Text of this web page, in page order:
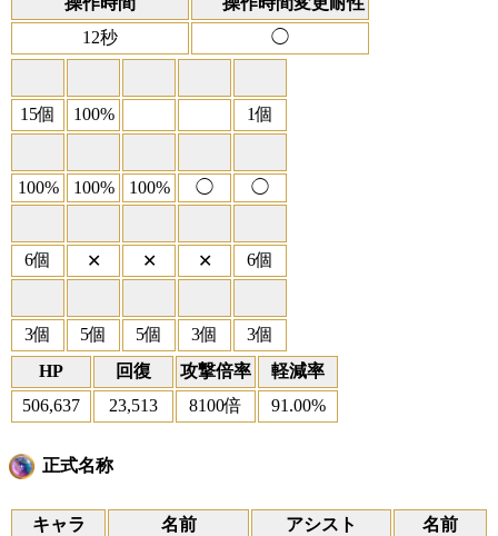
12秒
◯
15個 100% 1個
100% 100% 100% ◯ ◯
6個 ✕ ✕ ✕ 6個
3個 5個 5個 3個
3個
HP
回復 攻撃倍率
軽減率
506,637
23,513 8100倍 91.00%
正式名称
キャラ 名前 アシスト 名前